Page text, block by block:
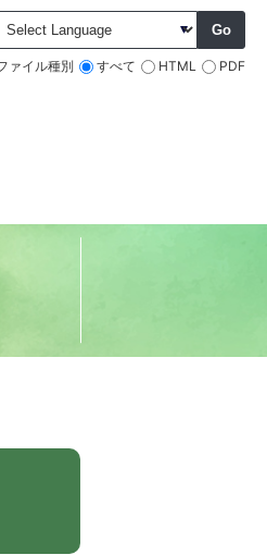
Go
ァイル種別 すべて HTML PDF